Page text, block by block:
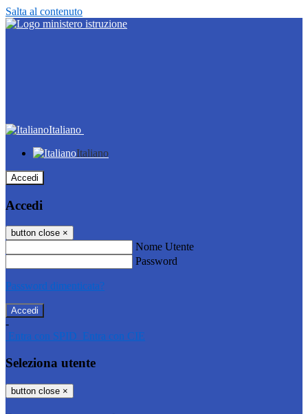
Salta al contenuto
Italiano
Italiano
Accedi
Accedi
button close ×
Nome Utente
Password
Password dimenticata?
-
Entra con SPID Entra con CIE
Seleziona utente
button close ×